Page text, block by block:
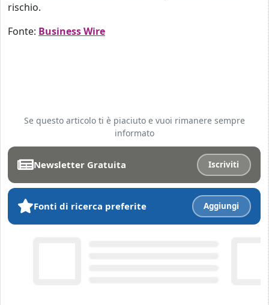
rischio.
Fonte: Business Wire
Se questo articolo ti è piaciuto e vuoi rimanere sempre
informato
Newsletter Gratuita Iscriviti
Fonti di ricerca preferite Aggiungi